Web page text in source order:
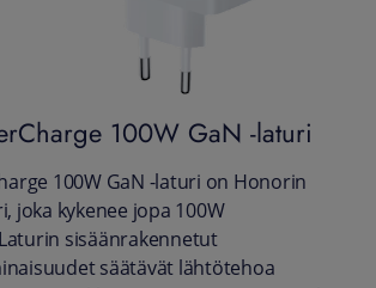
100W GaN -laturi
100W GaN -laturi on Honorin
joka kykenee jopa 100W
sisäänrakennetut
säätävät lähtötehoa